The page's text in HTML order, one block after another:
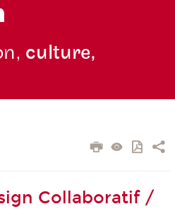
culture,
Collaboratif /